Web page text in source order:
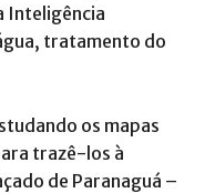
Inteligência
tratamento do
os mapas
trazê-los à
de Paranaguá –